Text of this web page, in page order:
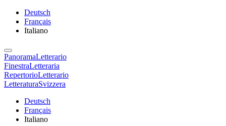
Deutsch
Français
Italiano
PanoramaLetterario
FinestraLetteraria
RepertorioLetterario
LetteraturaSvizzera
Deutsch
Français
Italiano